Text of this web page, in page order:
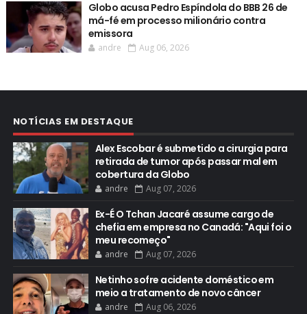
Globo acusa Pedro Espíndola do BBB 26 de
má-fé em processo milionário contra
emissora
andre Aug 06, 2026
NOTÍCIAS EM DESTAQUE
Alex Escobar é submetido a cirurgia para
retirada de tumor após passar mal em
cobertura da Globo
andre Aug 07, 2026
Ex-É O Tchan Jacaré assume cargo de
chefia em empresa no Canadá: "Aqui foi o
meu recomeço"
andre Aug 07, 2026
Netinho sofre acidente doméstico em
meio a tratamento de novo câncer
andre Aug 06, 2026